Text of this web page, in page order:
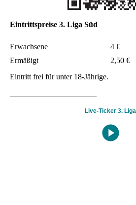
Eintrittspreise 3. Liga Süd
Erwachsene
4 €
Ermäßigt
2,50 €
Eintritt frei für unter 18-Jährige.
Live-Ticker 3. Liga